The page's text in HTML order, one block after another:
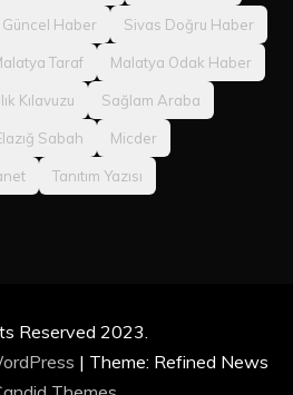
Haber Sivas Doğru Haber
Taraf Malatya Odak Haber
Kılavuzu Sağlam Araba
Sabah Micder
Tanıtım Yazısı
Reserved 2023.
| Theme: Refined News